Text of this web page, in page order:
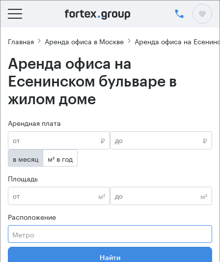
Главная Аренда офиса в Москве Аренда офиса на
Аренда офиса на
Есенинском бульваре в
жилом доме
Арендная плата
₽
₽
в месяц
м² в год
Площадь
м²
м²
Расположение
Метро
Найти